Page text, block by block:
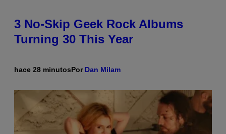
3 No-Skip Geek Rock Albums
Turning 30 This Year
hace 28 minutosPor Dan Milam